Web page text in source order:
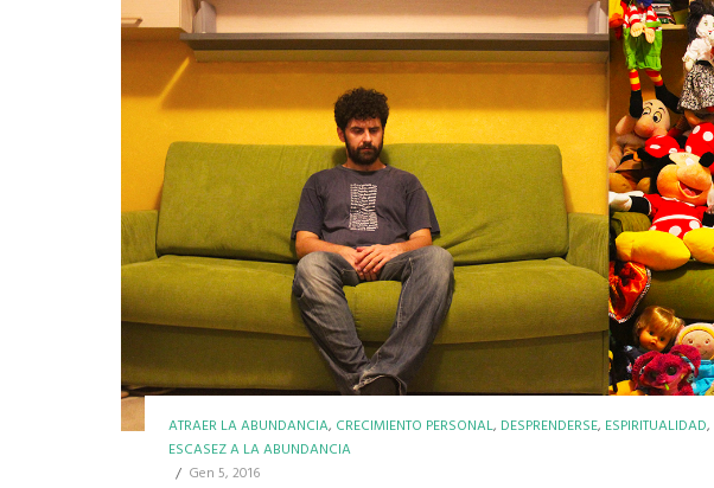
ATRAER LA ABUNDANCIA, CRECIMIENTO PERSONAL, DESPRENDERSE, ESPIRITUALIDAD,
ESCASEZ A LA ABUNDANCIA
/ Gen 5, 2016